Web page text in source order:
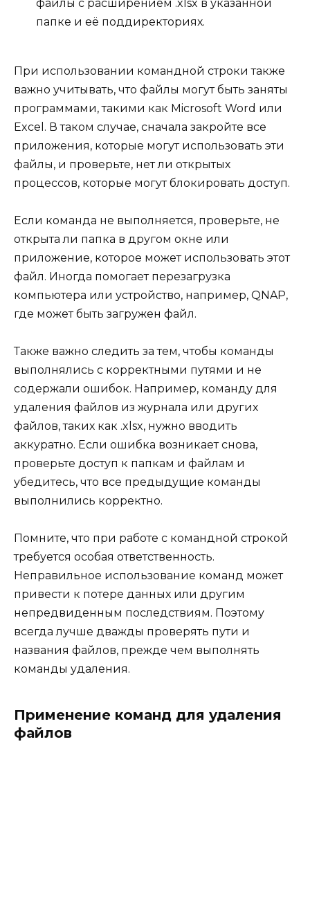
файлы с расширением .xlsx в указанной
папке и её поддиректориях.
При использовании командной строки также
важно учитывать, что файлы могут быть заняты
программами, такими как Microsoft Word или
Excel. В таком случае, сначала закройте все
приложения, которые могут использовать эти
файлы, и проверьте, нет ли открытых
процессов, которые могут блокировать доступ.
Если команда не выполняется, проверьте, не
открыта ли папка в другом окне или
приложение, которое может использовать этот
файл. Иногда помогает перезагрузка
компьютера или устройство, например, QNAP,
где может быть загружен файл.
Также важно следить за тем, чтобы команды
выполнялись с корректными путями и не
содержали ошибок. Например, команду для
удаления файлов из журнала или других
файлов, таких как .xlsx, нужно вводить
аккуратно. Если ошибка возникает снова,
проверьте доступ к папкам и файлам и
убедитесь, что все предыдущие команды
выполнились корректно.
Помните, что при работе с командной строкой
требуется особая ответственность.
Неправильное использование команд может
привести к потере данных или другим
непредвиденным последствиям. Поэтому
всегда лучше дважды проверять пути и
названия файлов, прежде чем выполнять
команды удаления.
Применение команд для удаления
файлов